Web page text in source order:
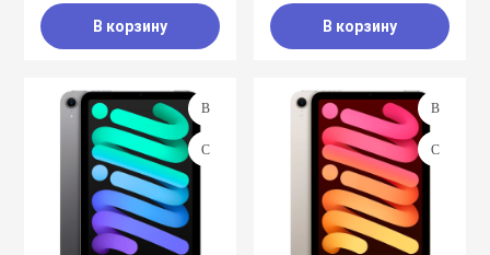
В корзину В корзину